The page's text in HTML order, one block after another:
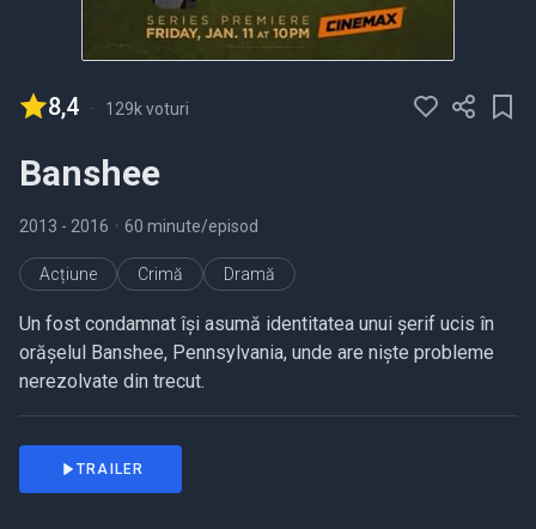
8,4 - 129k voturi
Banshee
2013 - 2016 • 60 minute/episod
Acțiune Crimă Dramă
Un fost condamnat își asumă identitatea unui șerif ucis în
orășelul Banshee, Pennsylvania, unde are niște probleme
nerezolvate din trecut.
TRAILER